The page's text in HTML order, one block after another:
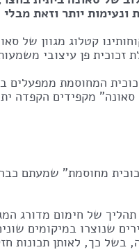
ונעימות יותר וזאת
קטלוג מגוון של
זכוכית פן עיצובי
המחוסמת ממפעלים
הקפדה יתרה בייבוא של
מחוסמת" שמעתם
שנוצרו במיקומים
בשל כך, לאותן תכונות